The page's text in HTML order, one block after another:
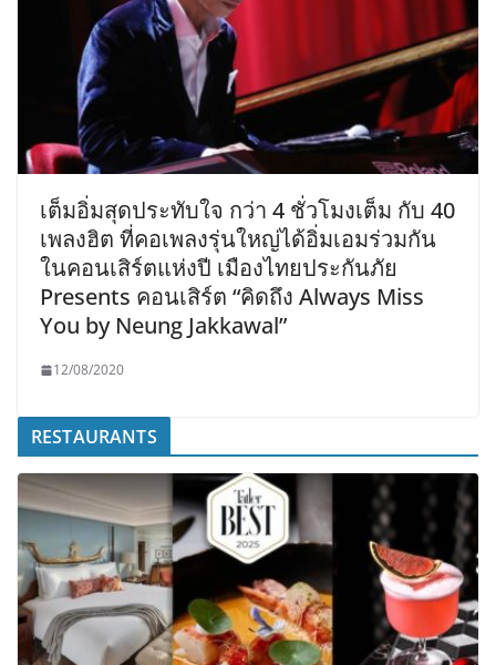
เต็มอิ่มสุดประทับใจ กว่า 4 ชั่วโมงเต็ม กับ 40
เพลงฮิต ที่คอเพลงรุ่นใหญ่ได้อิ่มเอมร่วมกัน
ในคอนเสิร์ตแห่งปี เมืองไทยประกันภัย
Presents คอนเสิร์ต “คิดถึง Always Miss
You by Neung Jakkawal”
12/08/2020
RESTAURANTS